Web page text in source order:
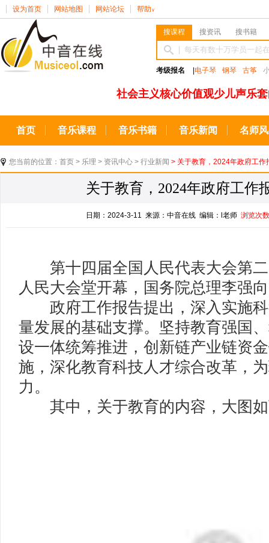
设为首页 网站地图 网站论坛 帮助 ∨
搜课程 搜资讯 搜书籍
考级报名 电子琴 钢琴 古筝
社会主义核心价值观少儿声乐
首页 音乐课程 音乐书籍 音乐新闻 名师
您当前的位置： 首页 > 乐理 > 资讯中心 > 行业新闻 > 关于教育，2024年政府工
关于教育，2024年政府工
日期：2024-3-11 来源：中音在线 编辑：l老师 浏览次
第十四届全国人民代表大会第二
人民大会堂开幕，国务院总理李强
政府工作报告提出，深入实施科
量发展的基础支撑。坚持教育强国
设一体统筹推进，创新链产业链资
施，深化教育科技人才综合改革，
力。
其中，关于教育的内容，大图